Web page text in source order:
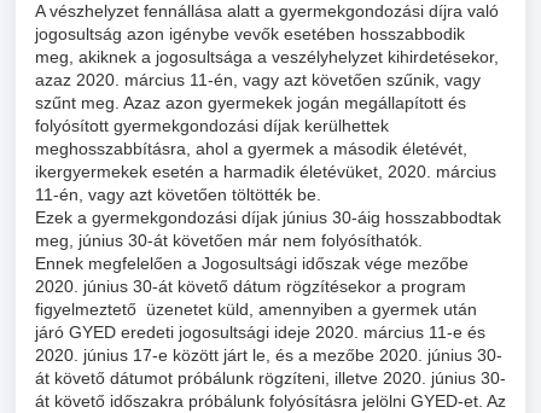
A vészhelyzet fennállása alatt a gyermekgondozási díjra való
jogosultság azon igénybe vevők esetében hosszabbodik
meg, akiknek a jogosultsága a veszélyhelyzet kihirdetésekor,
azaz 2020. március 11-én, vagy azt követően szűnik, vagy
szűnt meg. Azaz azon gyermekek jogán megállapított és
folyósított gyermekgondozási díjak kerülhettek
meghosszabbításra, ahol a gyermek a második életévét,
ikergyermekek esetén a harmadik életévüket, 2020. március
11-én, vagy azt követően töltötték be.
Ezek a gyermekgondozási díjak június 30-áig hosszabbodtak
meg, június 30-át követően már nem folyósíthatók.
Ennek megfelelően a Jogosultsági időszak vége mezőbe
2020. június 30-át követő dátum rögzítésekor a program
figyelmeztető üzenetet küld, amennyiben a gyermek után
járó GYED eredeti jogosultsági ideje 2020. március 11-e és
2020. június 17-e között járt le, és a mezőbe 2020. június 30-
át követő dátumot próbálunk rögzíteni, illetve 2020. június 30-
át követő időszakra próbálunk folyósításra jelölni GYED-et. Az